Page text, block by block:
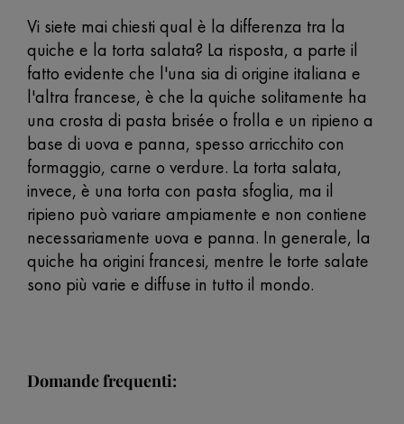
Vi siete mai chiesti qual è la differenza tra la
quiche e la torta salata? La risposta, a parte il
fatto evidente che l'una sia di origine italiana e
l'altra francese, è che la quiche solitamente ha
una crosta di pasta brisée o frolla e un ripieno a
base di uova e panna, spesso arricchito con
formaggio, carne o verdure. La torta salata,
invece, è una torta con pasta sfoglia, ma il
ripieno può variare ampiamente e non contiene
necessariamente uova e panna. In generale, la
quiche ha origini francesi, mentre le torte salate
sono più varie e diffuse in tutto il mondo.
Domande frequenti: